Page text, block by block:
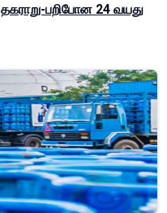
பறிபோன 24 வயது